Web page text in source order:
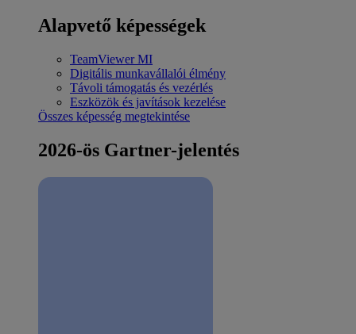
Alapvető képességek
TeamViewer MI
Digitális munkavállalói élmény
Távoli támogatás és vezérlés
Eszközök és javítások kezelése
Összes képesség megtekintése
2026-ös Gartner-jelentés